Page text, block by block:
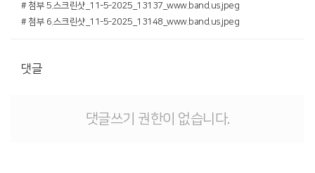
# 첨부 5.스크린샷_11-5-2025_13137_www.band.us.jpeg
# 첨부 6.스크린샷_11-5-2025_13148_www.band.us.jpeg
댓글
댓글쓰기 권한이 없습니다.